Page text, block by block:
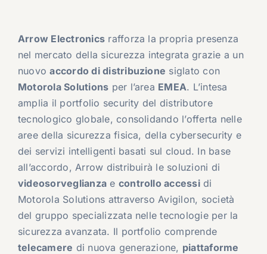
Arrow Electronics rafforza la propria presenza
nel mercato della sicurezza integrata grazie a un
nuovoaccordo di distribuzione siglato con
Motorola Solutions per l’area EMEA. L’intesa
amplia il portfolio security del distributore
tecnologico globale, consolidando l’offerta nelle
aree della sicurezza fisica, della cybersecurity e
dei servizi intelligenti basati sul cloud. In base
all’accordo, Arrow distribuirà le soluzioni di
videosorveglianza e controllo accessidi
Motorola Solutions attraverso Avigilon, società
del gruppo specializzata nelle tecnologie per la
sicurezza avanzata. Il portfolio comprende
telecamere di nuova generazione, piattaforme